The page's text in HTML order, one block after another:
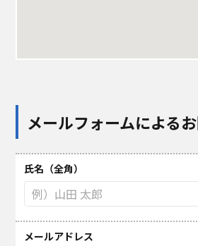
メールフォームによる
氏名（全角）
メールアドレス